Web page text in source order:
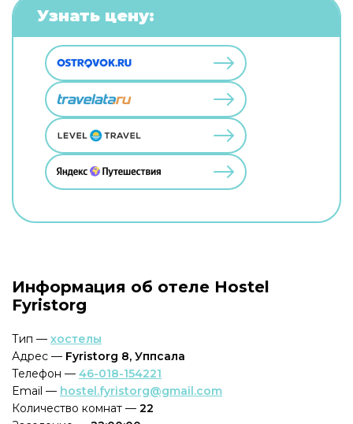
Узнать цену:
Информация об отеле Hostel
Fyristorg
Тип — хостелы
Адрес — Fyristorg 8, Уппсала
Телефон — 46-018-154221
Email — hostel.fyristorg@gmail.com
Количество комнат — 22